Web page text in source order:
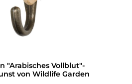
"Arabisches Vollblut"-
von Wildlife Garden